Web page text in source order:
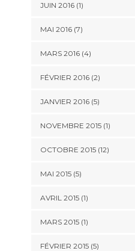
JUIN 2016 (1)
MAI 2016 (7)
MARS 2016 (4)
FÉVRIER 2016 (2)
JANVIER 2016 (5)
NOVEMBRE 2015 (1)
OCTOBRE 2015 (12)
MAI 2015 (5)
AVRIL 2015 (1)
MARS 2015 (1)
FÉVRIER 2015 (5)